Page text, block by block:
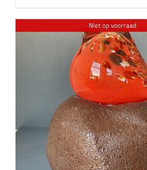
Niet op voorraad